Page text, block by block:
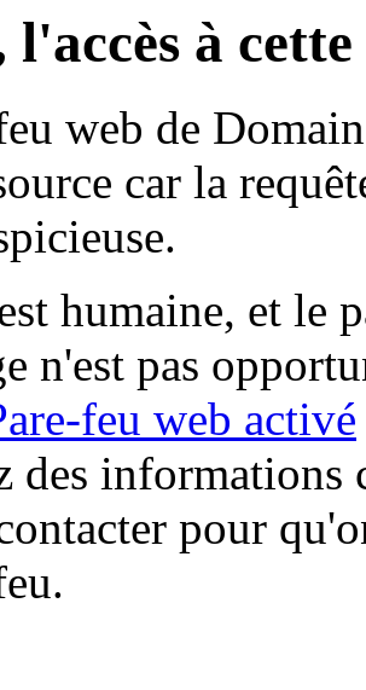
l'accès à
web de
car la
humaine, et le
n'est pas
feu web activé
des informations
pour